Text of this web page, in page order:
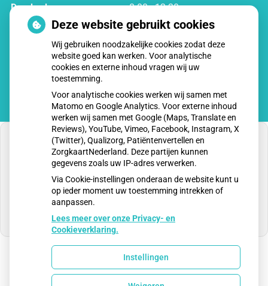
Donderdag:
8.00tot
- 12.30
13.30tot
- 17.00
Vrijdag:
8.00
13.30tot
- 17.00
U heeft geen toestemming gegeven voor
externe inhoud die nodig is om dit te zien.
Cookie-instellingen wijzigen
Uw Zorg Online
Deze website gebruikt cookies
Wij gebruiken noodzakelijke cookies zodat deze
website goed kan werken. Voor analytische
cookies en externe inhoud vragen wij uw
toestemming.
Voor analytische cookies werken wij samen met
Matomo en Google Analytics. Voor externe inhoud
werken wij samen met Google (Maps, Translate en
Reviews), YouTube, Vimeo, Facebook, Instagram, X
(Twitter), Qualizorg, Patiëntenvertellen en
ZorgkaartNederland. Deze partijen kunnen
gegevens zoals uw IP-adres verwerken.
Via Cookie-instellingen onderaan de website kunt u
op ieder moment uw toestemming intrekken of
aanpassen.
Lees meer over onze Privacy- en
Cookieverklaring.
Instellingen